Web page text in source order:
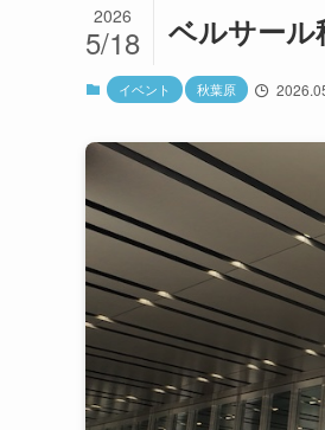
ベルサール
2026
5/18
イベント 秋葉原